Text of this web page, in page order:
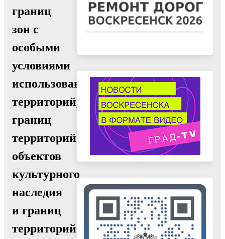
границ
зон с
особыми
условиями
использования
территорий,
границ
территорий
объектов
культурного
наследия
и границ
территорий